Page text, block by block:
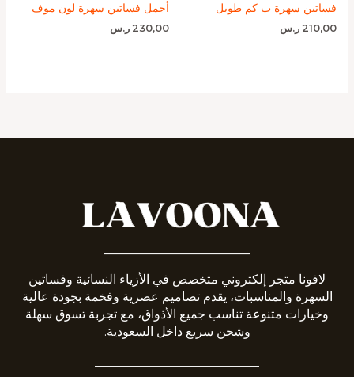
فساتين سهرة ب كم طويل
210,00 ر.س
أجمل فساتين سهرة لون موف
230,00 ر.س
لافونا متجر إلكتروني متخصص في الأزياء النسائية وفساتين
السهرة والمناسبات، يقدم تصاميم عصرية وفخمة بجودة عالية
وخيارات متنوعة تناسب جميع الأذواق، مع تجربة تسوق سهلة
وشحن سريع داخل السعودية.